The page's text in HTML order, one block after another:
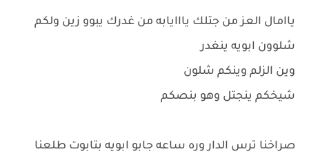
ياامال العز من جتلك يااايابه من غدرك يبوو زين ولكم
شلوون ابويه ينغدر
وين الزلم وينكم شلون
شيخكم ينجتل وهو بنصكم
صراخنا ترس الدار وره ساعه جابو ابويه بتابوت طلعنا